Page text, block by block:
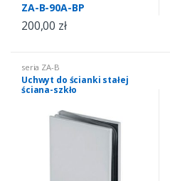
ZA-B-90A-BP
200,00 zł
seria ZA-B
Uchwyt do ścianki stałej
ściana-szkło